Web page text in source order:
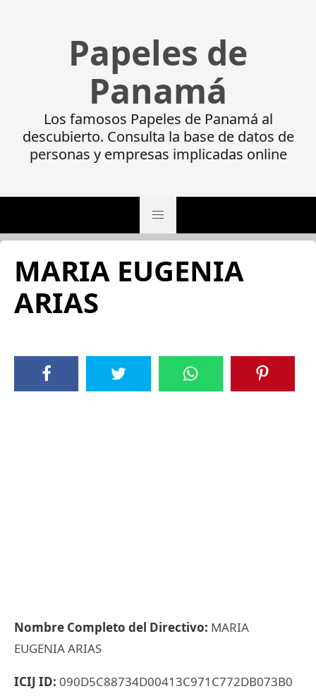
Papeles de
Panamá
Los famosos Papeles de Panamá al
descubierto. Consulta la base de datos de
personas y empresas implicadas online
MARIA EUGENIA
ARIAS
Nombre Completo del Directivo: MARIA
EUGENIA ARIAS
ICIJ ID: 090D5C88734D00413C971C772DB073B0